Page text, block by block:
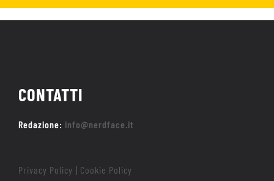
CONTATTI
Redazione: info@nerdface.it
Privacy Policy | Cookie Policy